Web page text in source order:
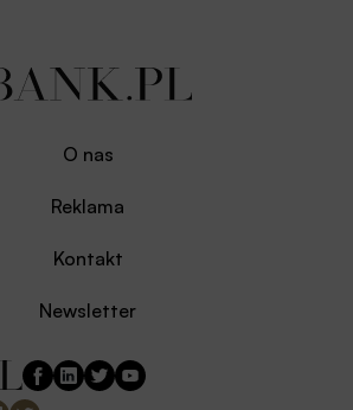
O nas
Reklama
Kontakt
Newsletter